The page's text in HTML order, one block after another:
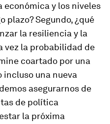
y los niveles
plazo? Segundo, ¿qué
la resiliencia y la
vez la probabilidad de
coartado por una
una nueva
asegurarnos de
de política
la próxima